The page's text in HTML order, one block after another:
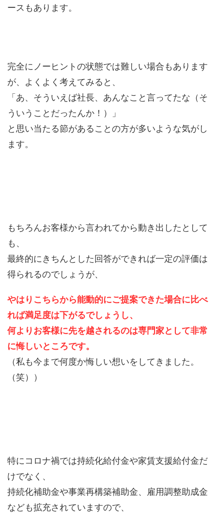
ースもあります。
完全にノーヒントの状態では難しい場合もあります
が、よくよく考えてみると、
「あ、そういえば社長、あんなこと言ってたな（そ
ういうことだったんか！）」
と思い当たる節があることの方が多いような気がし
ます。
もちろんお客様から言われてから動き出したとして
も、
最終的にきちんとした回答ができれば一定の評価は
得られるのでしょうが、
やはりこちらから能動的にご提案できた場合に比べ
れば満足度は下がるでしょうし、
何よりお客様に先を越されるのは専門家として非常
に悔しいところです。
（私も今まで何度か悔しい想いをしてきました。
（笑））
特にコロナ禍では持続化給付金や家賃支援給付金だ
けでなく、
持続化補助金や事業再構築補助金、雇用調整助成金
なども拡充されていますので、